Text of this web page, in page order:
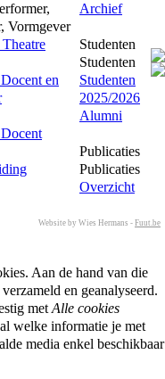
Vormgever
en
Archief
Studenten
Studenten
Studenten
2025/2026
Alumni
Publicaties
Publicaties
Overzicht
Website by Wies Hermans - Fuut.be
Aan de hand van die
en geanalyseerd.
met Alle cookies
welke informatie je met
media enkel beschikbaar